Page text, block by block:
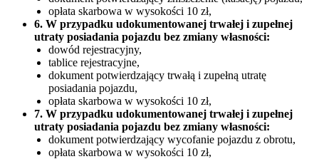
opłata skarbowa w wysokości 10 zł,
6. W przypadku udokumentowanej trwałej i zupełnej
utraty posiadania pojazdu bez zmiany własności:
dowód rejestracyjny,
tablice rejestracyjne,
dokument potwierdzający trwałą i zupełną utratę
posiadania pojazdu,
opłata skarbowa w wysokości 10 zł,
7. W przypadku udokumentowanej trwałej i zupełnej
utraty posiadania pojazdu bez zmiany własności:
dokument potwierdzający wycofanie pojazdu z obrotu,
opłata skarbowa w wysokości 10 zł,